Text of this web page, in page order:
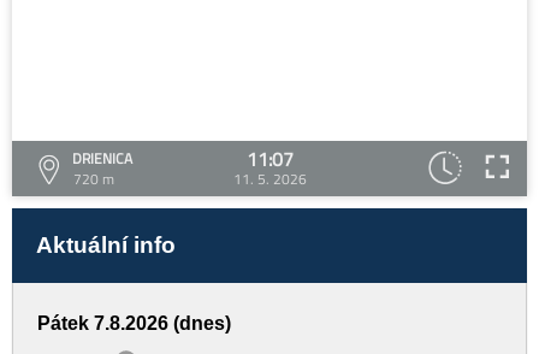
DRIENICA
720 m
11:07
11. 5. 2026
Aktuální info
Pátek 7.8.2026 (dnes)